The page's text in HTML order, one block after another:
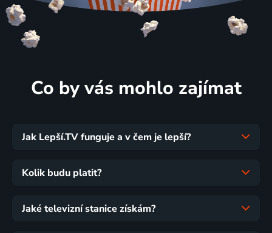
Co by vás mohlo zajímat
Jak Lepší.TV funguje a v čem je lepší?
Kolik budu platit?
Jaké televizní stanice získám?